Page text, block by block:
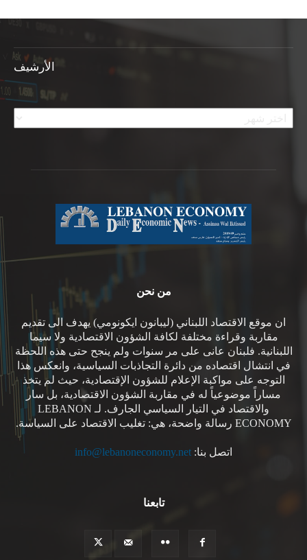
الأرشيف
الأرشيف
من نحن
ان موقع الاقتصاد اللبناني (ليبانون ايكونومي) يهدف الى تقديم
مقاربة وقراءة مختلفة لكافة الشؤون الاقتصادية ولا سيما
اللبنانية. فلبنان عانى على مر سنوات ولم ينجح حتى هذه اللحظة
في انتشال اقتصاده من دائرة التجاذبات السياسية، وانعكس هذا
التوجه على مواكبة الإعلام للشؤون الإقتصادية، حيث لم يتخذ
مساراً موضوعياً له في مقاربة الشؤون الاقتصادية، بل سار
والاقتصاد في التيار السياسي الجارف. لـ LEBANON
ECONOMY رسالة واضحة، هي: تغليب الاقتصاد على السياسة.
اتصل بنا: info@lebanoneconomy.net
تابعنا